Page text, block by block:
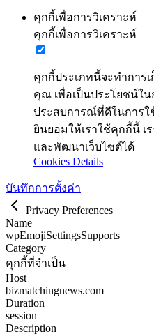
คุกกี้เพื่อการวิเคราะห์
คุกกี้เพื่อการวิเคราะห์
คุกกี้ประเภทนี้จะทำการ
คุณ เพื่อเป็นประโยชน์ใ
ประสบการณ์ที่ดีในการใ
ยินยอมให้เราใช้คุกกี้นี้ เ
และพัฒนาเว็บไซต์ได้
Cookies Details
บันทึกการตั้งค่า
Privacy Preferences
Name
wpEmojiSettingsSupports
Category
คุกกี้ที่จำเป็น
Host
bizmatchingnews.com
Duration
session
Description